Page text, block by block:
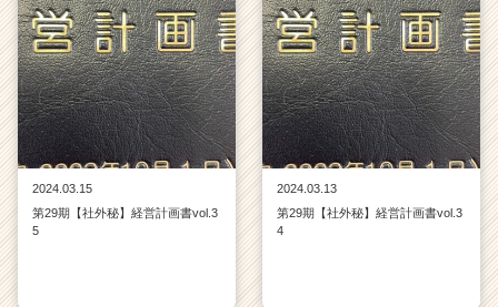
2024.03.15
第29期【社外秘】経営計画書vol.3
5
2024.03.13
第29期【社外秘】経営計画書vol.3
4